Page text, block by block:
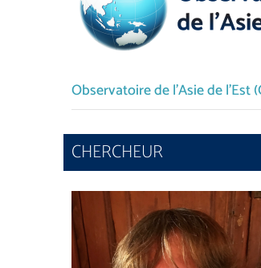
Observatoire de l’Asie de l’Est
CHERCHEUR